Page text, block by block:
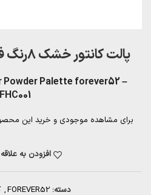
پالت کانتور خشک ۸رنگ فوراور۵۲ (FHC001)
Palette forever52 –
FHC001
برای مشاهده موجودی و خرید این
افزودن به
دسته: FOREVER52
,